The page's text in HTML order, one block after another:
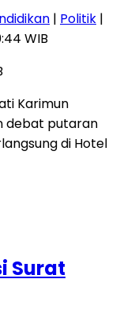
| Politik |
WIB
Karimun
debat putaran
di Hotel
Surat